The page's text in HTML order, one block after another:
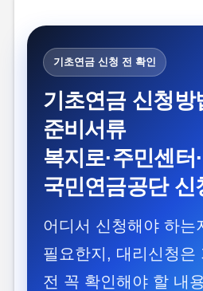
기초연금 신청 전 확인
기초연금 신청방
준비서류
복지로·주민센터·
국민연금공단 신
어디서 신청해야 하는
필요한지, 대리신청은
전 꼭 확인해야 할 내